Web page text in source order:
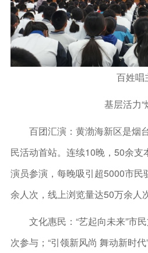
百姓唱
基层活力“
百团汇演：黄渤海新区是烟台
民活动首站。连续10晚，50余支
演员参演，每晚吸引超5000市民
余人次，线上浏览量达50万余人次
文化惠民：“艺起向未来”市民
次参与；“引领新风尚 舞动新时